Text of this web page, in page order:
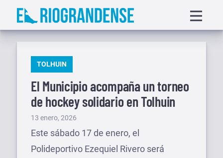
Saltar
menu
PUBLICADO
TOLHUIN
El Municipio acompaña un torneo
de hockey solidario en Tolhuin
Publicado
el
13 enero, 2026
Este sábado 17 de enero, el
Polideportivo Ezequiel Rivero será